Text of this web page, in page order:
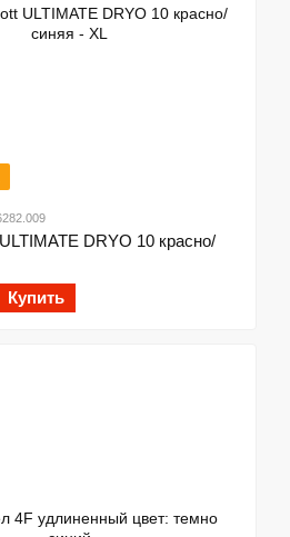
DRYO 10 красно/
Купить